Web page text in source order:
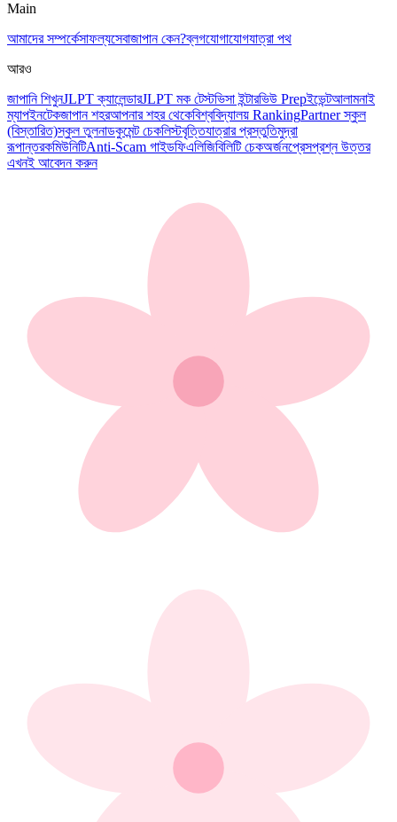
Main
আমাদের সম্পর্কেসাফল্যসেবাজাপান কেন?ব্লগযোগাযোগযাত্রা পথ
আরও
জাপানি শিখুনJLPT ক্যালেন্ডারJLPT মক টেস্টভিসা ইন্টারভিউ Prepইভেন্টআলামনাই
ম্যাপইনটেকজাপান শহরআপনার শহর থেকেবিশ্ববিদ্যালয় RankingPartner স্কুল
(বিস্তারিত)স্কুল তুলনাডকুমেন্ট চেকলিস্টবৃত্তিযাত্রার প্রস্তুতিমুদ্রা
রূপান্তরকমিউনিটিAnti-Scam গাইডফিএলিজিবিলিটি চেকঅর্জনপ্রেসপ্রশ্ন উত্তর
এখনই আবেদন করুন